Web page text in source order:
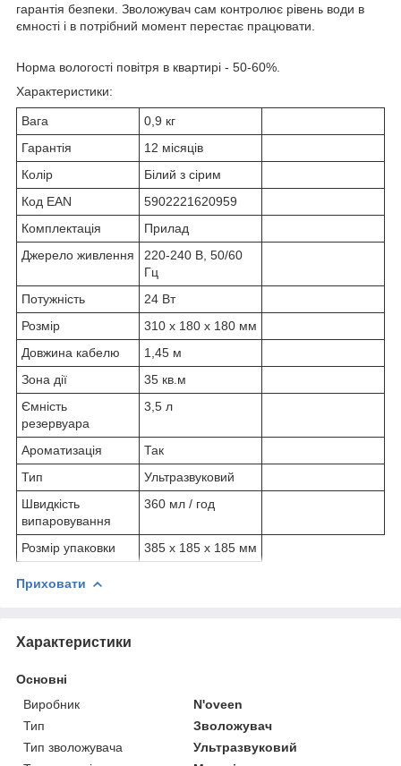
гарантія безпеки. Зволожувач сам контролює рівень води в
ємності і в потрібний момент перестає працювати.
Норма вологості повітря в квартирі - 50-60%.
Характеристики:
Вага
0,9 кг
Гарантія
12 місяців
Колір
Білий з сірим
Код ЕАN
5902221620959
Комплектація
Прилад
Джерело живлення
220-240 В, 50/60
Гц
Потужність
24 Вт
Розмір
310 х 180 х 180 мм
Довжина кабелю
1,45 м
Зона дії
35 кв.м
Ємність
резервуара
3,5 л
Ароматизація
Так
Тип
Ультразвуковий
Швидкість
випаровування
360 мл / год
Розмір упаковки 385 х 185 х 185 мм
Приховати
Характеристики
Основні
Виробник
N'oveen
Тип
Зволожувач
Тип зволожувача
Ультразвуковий